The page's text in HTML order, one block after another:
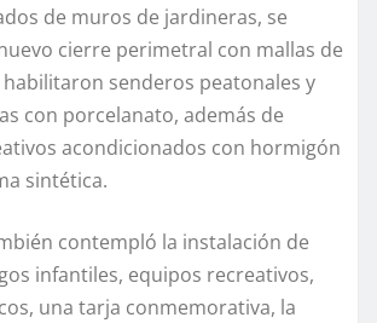
de muros de jardineras, se
cierre perimetral con mallas de
senderos peatonales y
con porcelanato, además de
acondicionados con hormigón
sintética.
contempló la instalación de
infantiles, equipos recreativos,
una tarja conmemorativa, la